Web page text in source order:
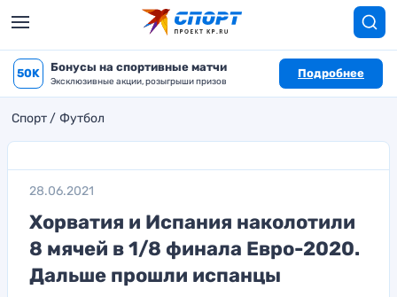
50K Бонусы на спортивные матчи
Эксклюзивные акции, розыгрыши призов
Подробнее
Спорт Футбол
28.06.2021
Хорватия и Испания наколотили
8 мячей в 1/8 финала Евро-2020.
Дальше прошли испанцы